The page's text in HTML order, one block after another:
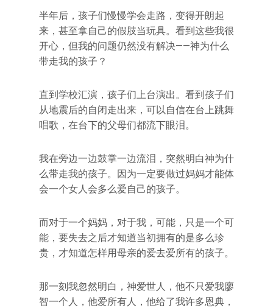
半年后，孩子们慢慢学会走路，变得开朗起
来，甚至拿自己的假肢当玩具。看到这些我很
开心，但我的问题仍然没有解决——神为什么
带走我的孩子？
直到学校汇演，孩子们上台演出。看到孩子们
从地震后的自闭走出来，可以自信在台上跳舞
唱歌，在台下的父母们都流下眼泪。
我在旁边一边鼓掌一边流泪，突然明白神为什
么带走我的孩子。因为一定要做过妈妈才能体
会一个女人会多么爱自己的孩子。
而对于一个妈妈，对于我，可能，只是一个可
能，要失去之后才知道当初拥有的是多么珍
贵，才知道怎样用母亲的爱去爱所有的孩子。
那一刻我忽然明白，神爱世人，他不只爱我廖
智一个人，他爱所有人，他给了我许多恩典，